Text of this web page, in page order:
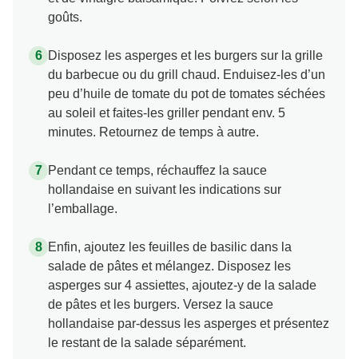
goûts.
Disposez les asperges et les burgers sur la grille
du barbecue ou du grill chaud. Enduisez-les d’un
peu d’huile de tomate du pot de tomates séchées
au soleil et faites-les griller pendant env. 5
minutes. Retournez de temps à autre.
Pendant ce temps, réchauffez la sauce
hollandaise en suivant les indications sur
l’emballage.
Enfin, ajoutez les feuilles de basilic dans la
salade de pâtes et mélangez. Disposez les
asperges sur 4 assiettes, ajoutez-y de la salade
de pâtes et les burgers. Versez la sauce
hollandaise par-dessus les asperges et présentez
le restant de la salade séparément.